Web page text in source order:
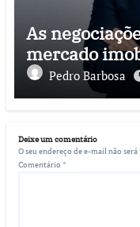
As
mercado
Pedro Barbosa
Deixe um comentário
O seu endereço de e-mail não
Comentário *